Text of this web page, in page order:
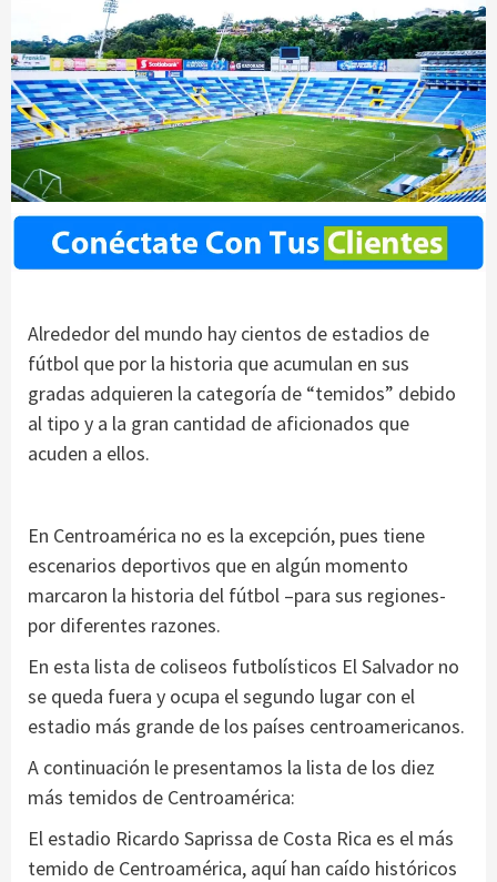
Alrededor del mundo hay cientos de estadios de
fútbol que por la historia que acumulan en sus
gradas adquieren la categoría de “temidos” debido
al tipo y a la gran cantidad de aficionados que
acuden a ellos.
En Centroamérica no es la excepción, pues tiene
escenarios deportivos que en algún momento
marcaron la historia del fútbol –para sus regiones-
por diferentes razones.
En esta lista de coliseos futbolísticos El Salvador no
se queda fuera y ocupa el segundo lugar con el
estadio más grande de los países centroamericanos.
A continuación le presentamos la lista de los diez
más temidos de Centroamérica:
El estadio Ricardo Saprissa de Costa Rica es el más
temido de Centroamérica, aquí han caído históricos